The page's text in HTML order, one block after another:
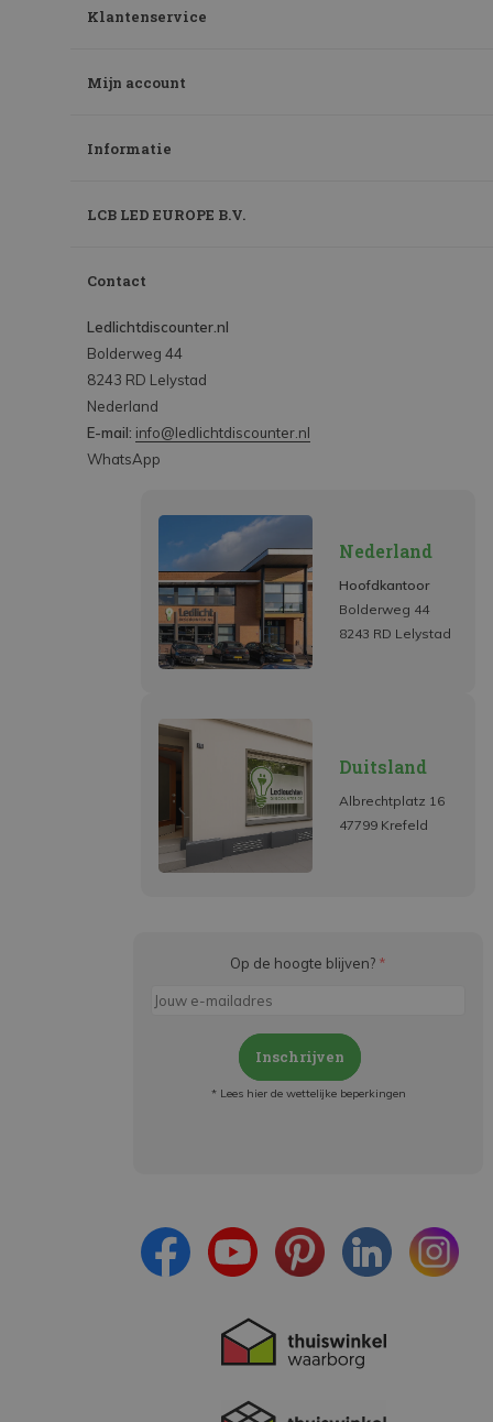
Klantenservice
Mijn account
Informatie
LCB LED EUROPE B.V.
Contact
Ledlichtdiscounter.nl
Bolderweg 44
8243 RD Lelystad
Nederland
E-mail: info@ledlichtdiscounter.nl
WhatsApp
Nederland
Hoofdkantoor
Bolderweg 44
8243 RD Lelystad
Duitsland
Albrechtplatz 16
47799 Krefeld
Op de hoogte blijven? *
Inschrijven
* Lees hier de wettelijke beperkingen